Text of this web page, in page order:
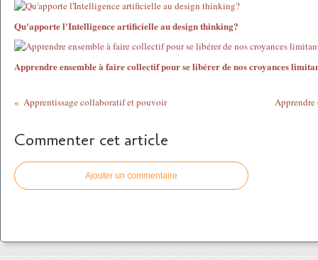
Qu'apporte l'Intelligence artificielle au design thinking?
Apprendre ensemble à faire collectif pour se libérer de nos croyances
Apprentissage collaboratif et pouvoir Apprendre
Commenter cet article
Ajouter un commentaire